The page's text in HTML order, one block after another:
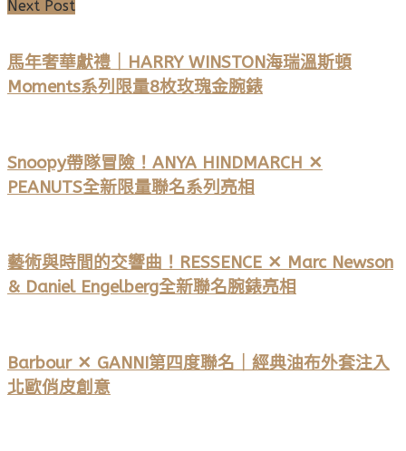
Next Post
馬年奢華獻禮｜HARRY WINSTON海瑞溫斯頓
Moments系列限量8枚玫瑰金腕錶
Snoopy帶隊冒險！ANYA HINDMARCH ✕
PEANUTS全新限量聯名系列亮相
藝術與時間的交響曲！RESSENCE ✕ Marc Newson
& Daniel Engelberg全新聯名腕錶亮相
Barbour ✕ GANNI第四度聯名｜經典油布外套注入
北歐俏皮創意